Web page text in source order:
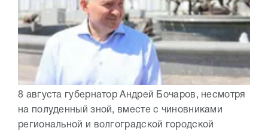
8 августа губернатор Андрей Бочаров, несмотря
на полуденный зной, вместе с чиновниками
региональной и волгоградской городской